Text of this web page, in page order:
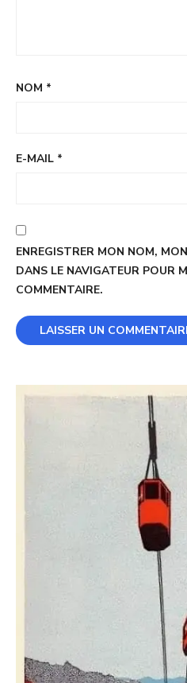
NOM *
E-MAIL *
ENREGISTRER MON NOM,
DANS LE NAVIGATEUR POUR
COMMENTAIRE.